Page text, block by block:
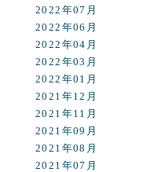
2022年07月
2022年06月
2022年04月
2022年03月
2022年01月
2021年12月
2021年11月
2021年09月
2021年08月
2021年07月